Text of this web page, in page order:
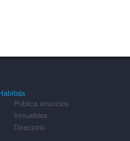
Publica anuncios
Inmuebles
Directorio